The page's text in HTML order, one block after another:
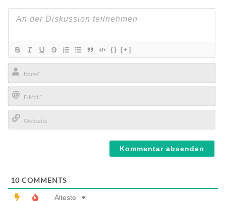
{} [+]
Name*
E-
Mail*
10 COMMENTS
Älteste